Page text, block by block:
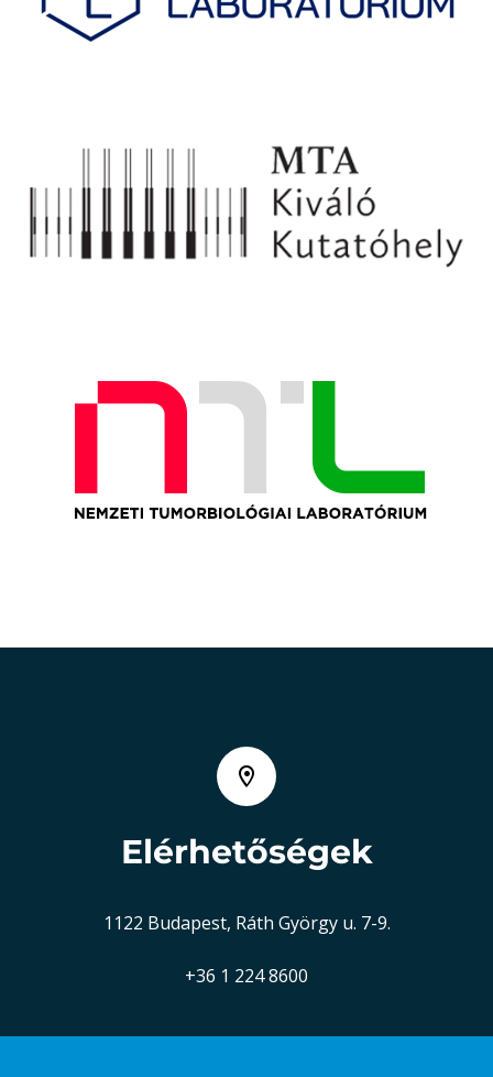
Elérhetőségek
1122 Budapest, Ráth György u. 7-9.
+36 1 224 8600